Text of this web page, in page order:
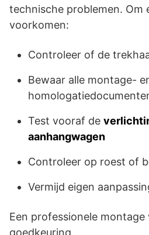
technische problemen. Om
voorkomen:
Controleer of de
Bewaar alle montage-
Test vooraf de
aanhangwagen
Controleer op roest of
Vermijd eigen
Een professionele
goedkeuring.